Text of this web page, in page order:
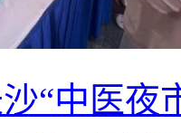
“中医夜